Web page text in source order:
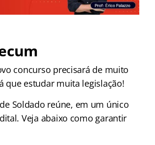
concurso precisará de muito
que estudar muita legislação!
Soldado reúne, em um único
Veja abaixo como garantir